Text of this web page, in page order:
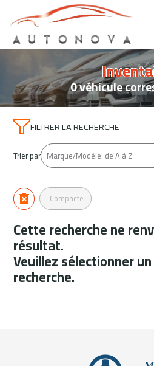
0 véhicule
FILTRER LA RECHERCHE
Trier par
Compacte
Cette recherche ne
résultat.
Veuillez sélectionner
recherche.